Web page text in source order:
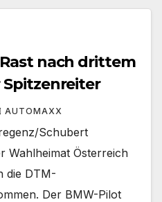
nach drittem
Spitzenreiter
AUTOMAXX
Schubert
Wahlheimat Österreich
die DTM-
Der BMW-Pilot